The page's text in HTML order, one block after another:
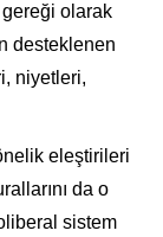
olarak
desteklenen
niyetleri,
eleştirileri
da o
sistem